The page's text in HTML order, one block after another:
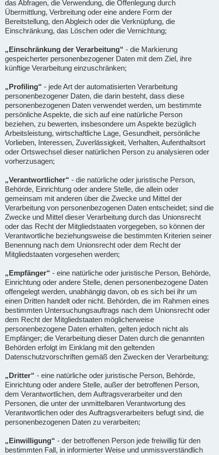
das Abfragen, die Verwendung, die Offenlegung durch
Übermittlung, Verbreitung oder eine andere Form der
Bereitstellung, den Abgleich oder die Verknüpfung, die
Einschränkung, das Löschen oder die Vernichtung;
„Einschränkung der Verarbeitung“ - die Markierung
gespeicherter personenbezogener Daten mit dem Ziel, ihre
künftige Verarbeitung einzuschränken;
„Profiling“ - jede Art der automatisierten Verarbeitung
personenbezogener Daten, die darin besteht, dass diese
personenbezogenen Daten verwendet werden, um bestimmte
persönliche Aspekte, die sich auf eine natürliche Person
beziehen, zu bewerten, insbesondere um Aspekte bezüglich
Arbeitsleistung, wirtschaftliche Lage, Gesundheit, persönliche
Vorlieben, Interessen, Zuverlässigkeit, Verhalten, Aufenthaltsort
oder Ortswechsel dieser natürlichen Person zu analysieren oder
vorherzusagen;
„Verantwortlicher“ - die natürliche oder juristische Person,
Behörde, Einrichtung oder andere Stelle, die allein oder
gemeinsam mit anderen über die Zwecke und Mittel der
Verarbeitung von personenbezogenen Daten entscheidet; sind die
Zwecke und Mittel dieser Verarbeitung durch das Unionsrecht
oder das Recht der Mitgliedstaaten vorgegeben, so können der
Verantwortliche beziehungsweise die bestimmten Kriterien seiner
Benennung nach dem Unionsrecht oder dem Recht der
Mitgliedstaaten vorgesehen werden;
„Empfänger“ - eine natürliche oder juristische Person, Behörde,
Einrichtung oder andere Stelle, denen personenbezogene Daten
offengelegt werden, unabhängig davon, ob es sich bei ihr um
einen Dritten handelt oder nicht. Behörden, die im Rahmen eines
bestimmten Untersuchungsauftrags nach dem Unionsrecht oder
dem Recht der Mitgliedstaaten möglicherweise
personenbezogene Daten erhalten, gelten jedoch nicht als
Empfänger; die Verarbeitung dieser Daten durch die genannten
Behörden erfolgt im Einklang mit den geltenden
Datenschutzvorschriften gemäß den Zwecken der Verarbeitung;
„Dritter“ - eine natürliche oder juristische Person, Behörde,
Einrichtung oder andere Stelle, außer der betroffenen Person,
dem Verantwortlichen, dem Auftragsverarbeiter und den
Personen, die unter der unmittelbaren Verantwortung des
Verantwortlichen oder des Auftragsverarbeiters befugt sind, die
personenbezogenen Daten zu verarbeiten;
„Einwilligung“ - der betroffenen Person jede freiwillig für den
bestimmten Fall, in informierter Weise und unmissverständlich